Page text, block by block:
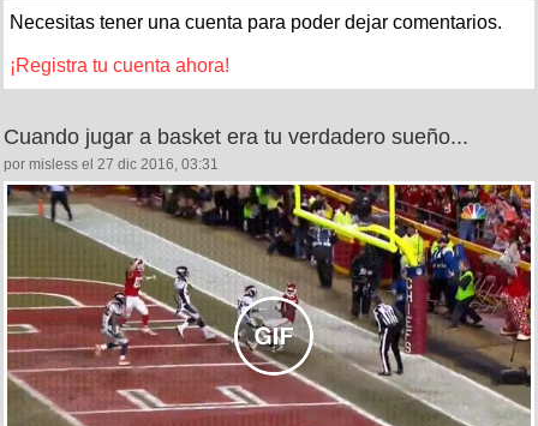
Necesitas tener una cuenta para poder dejar comentarios.
¡Registra tu cuenta ahora!
Cuando jugar a basket era tu verdadero sueño...
por misless el 27 dic 2016, 03:31